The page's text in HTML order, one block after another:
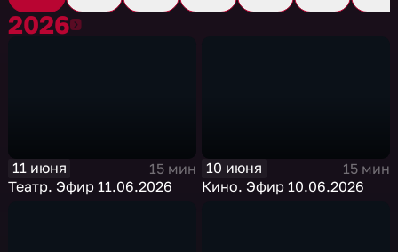
20262026
11 июня
15 мин
Театр. Эфир 11.06.2026
10 июня
15 мин
Кино. Эфир 10.06.2026